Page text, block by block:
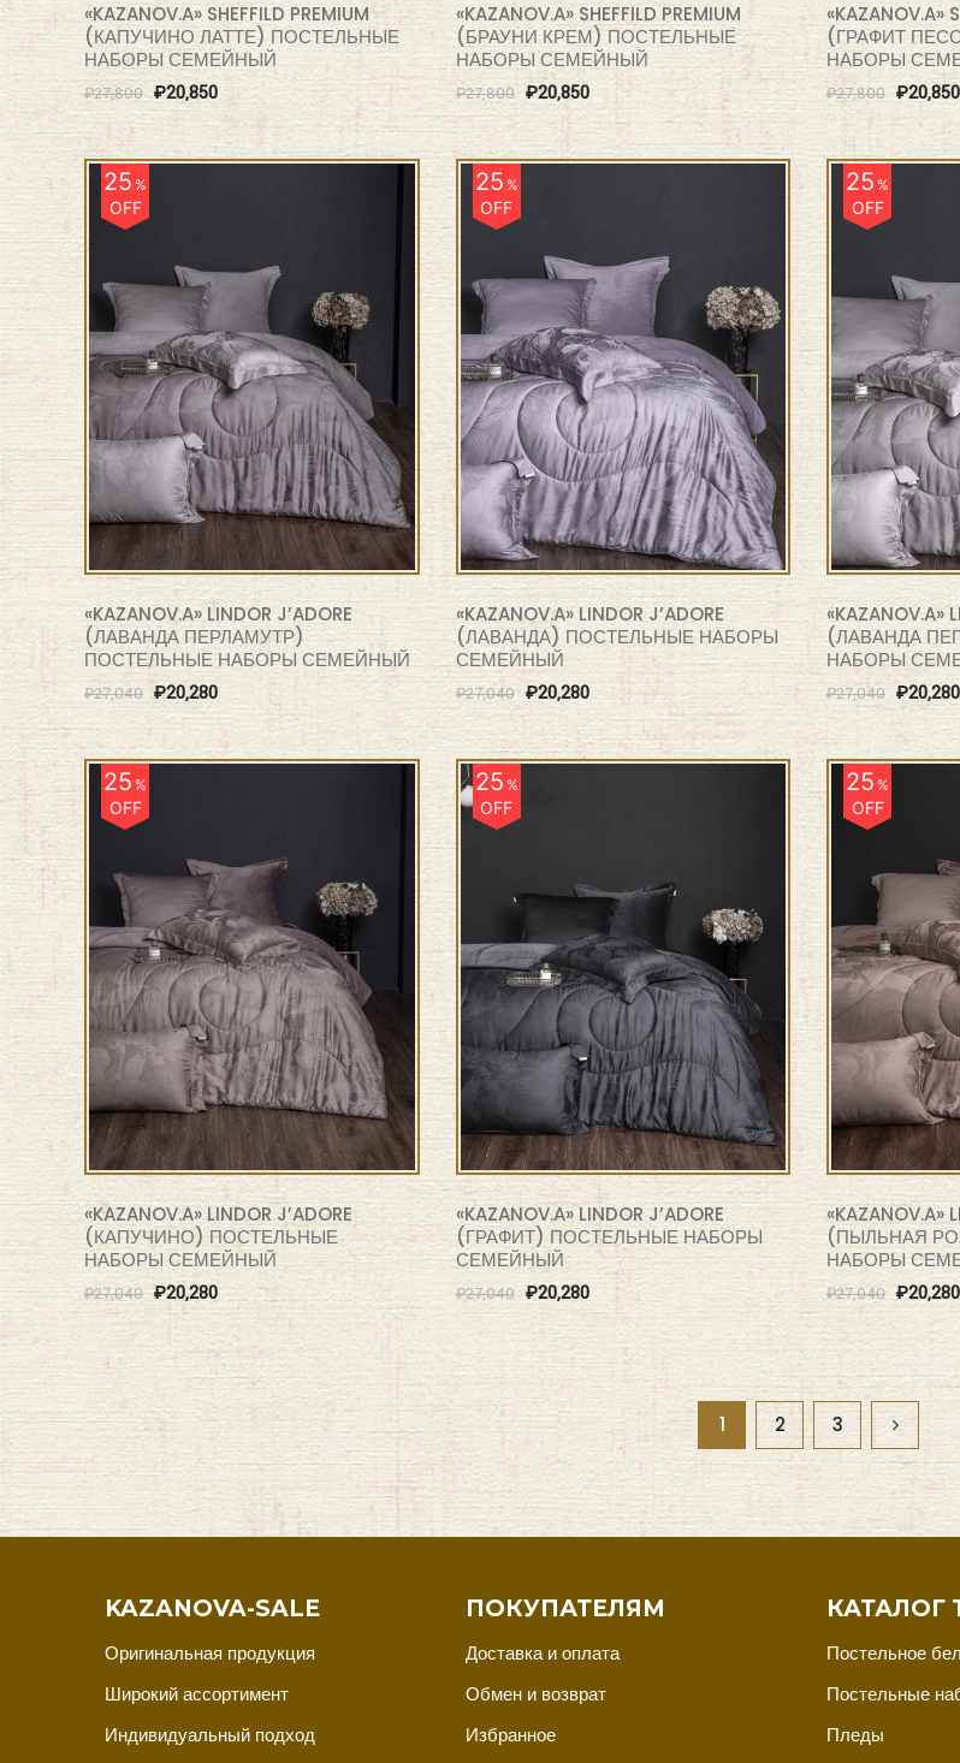
«KAZANOV.A» SHEFFILD PREMIUM
(КАПУЧИНО ЛАТТЕ) ПОСТЕЛЬНЫЕ
НАБОРЫ СЕМЕЙНЫЙ
₽27,800 ₽20,850
«KAZANOV.A» SHEFFILD PREMIUM
(БРАУНИ КРЕМ) ПОСТЕЛЬНЫЕ
НАБОРЫ СЕМЕЙНЫЙ
₽27,800 ₽20,850
«KAZANOV.A»
(ГРАФИТ
НАБОРЫ
₽27,800 ₽20,850
25%
OFF
«KAZANOV.A» LINDOR J’ADORE
(ЛАВАНДА ПЕРЛАМУТР)
ПОСТЕЛЬНЫЕ НАБОРЫ СЕМЕЙНЫЙ
₽27,040 ₽20,280
25%
OFF
«KAZANOV.A» LINDOR J’ADORE
(ЛАВАНДА) ПОСТЕЛЬНЫЕ НАБОРЫ
СЕМЕЙНЫЙ
₽27,040 ₽20,280
25%
OFF
«KAZANOV.A»
(ЛАВАНДА
НАБОРЫ
₽27,040 ₽20,280
25%
OFF
«KAZANOV.A» LINDOR J’ADORE
(КАПУЧИНО) ПОСТЕЛЬНЫЕ
НАБОРЫ СЕМЕЙНЫЙ
₽27,040 ₽20,280
25%
OFF
«KAZANOV.A» LINDOR J’ADORE
(ГРАФИТ) ПОСТЕЛЬНЫЕ НАБОРЫ
СЕМЕЙНЫЙ
₽27,040 ₽20,280
25%
OFF
«KAZANOV.A»
(ПЫЛЬНАЯ
НАБОРЫ
₽27,040 ₽20,280
1 2 3
KAZANOVA-SALE
Оригинальная продукция
Широкий ассортимент
Индивидуальный подход
ПОКУПАТЕЛЯМ
Доставка и оплата
Обмен и возврат
Избранное
КАТАЛОГ
Постельное
Постельные
Пледы